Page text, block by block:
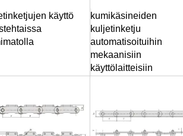
käyttö
kumikäsineiden
kuljetinketju
automatisoituihin
mekaanisiin
käyttölaitteisiin